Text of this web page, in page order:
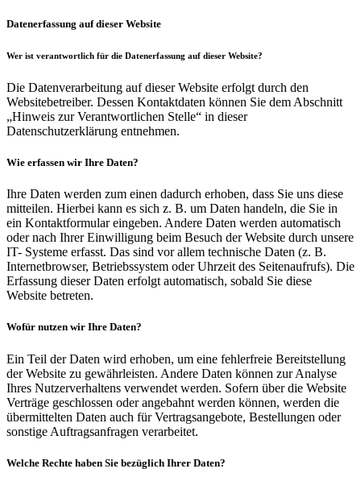
Datenerfassung auf dieser Website
Wer ist verantwortlich für die Datenerfassung auf dieser Website?
Die Datenverarbeitung auf dieser Website erfolgt durch den
Websitebetreiber. Dessen Kontaktdaten können Sie dem Abschnitt
„Hinweis zur Verantwortlichen Stelle“ in dieser
Datenschutzerklärung entnehmen.
Wie erfassen wir Ihre Daten?
Ihre Daten werden zum einen dadurch erhoben, dass Sie uns diese
mitteilen. Hierbei kann es sich z. B. um Daten handeln, die Sie in
ein Kontaktformular eingeben. Andere Daten werden automatisch
oder nach Ihrer Einwilligung beim Besuch der Website durch unsere
IT- Systeme erfasst. Das sind vor allem technische Daten (z. B.
Internetbrowser, Betriebssystem oder Uhrzeit des Seitenaufrufs). Die
Erfassung dieser Daten erfolgt automatisch, sobald Sie diese
Website betreten.
Wofür nutzen wir Ihre Daten?
Ein Teil der Daten wird erhoben, um eine fehlerfreie Bereitstellung
der Website zu gewährleisten. Andere Daten können zur Analyse
Ihres Nutzerverhaltens verwendet werden. Sofern über die Website
Verträge geschlossen oder angebahnt werden können, werden die
übermittelten Daten auch für Vertragsangebote, Bestellungen oder
sonstige Auftragsanfragen verarbeitet.
Welche Rechte haben Sie bezüglich Ihrer Daten?